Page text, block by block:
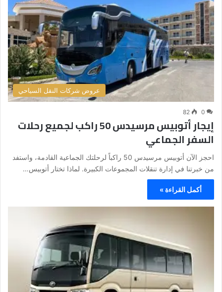
عروض شركات النقل السياحي
0
82
إيجار أتوبيس مرسيدس 50 راكب لجميع رحلات
السفر الجماعي
احجز الآن أتوبيس مرسيدس 50 راكباً لرحلتك الجماعية القادمة، واستفد
من خبرتنا في إدارة تنقلات المجموعات الكبيرة. لماذا تختار أتوبيس…
أكمل القراءة »